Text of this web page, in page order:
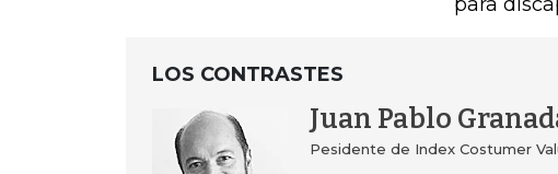
LOS CONTRASTES
Juan Pablo
Pesidente de Index Costumer